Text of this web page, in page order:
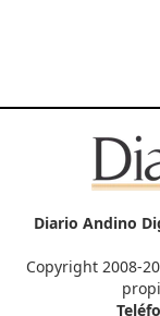
Diario Andino
Copyright 2008-